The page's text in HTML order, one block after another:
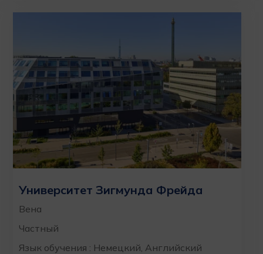
Университет Зигмунда Фрейда
Вена
Частный
Язык обучения : Немецкий, Английский